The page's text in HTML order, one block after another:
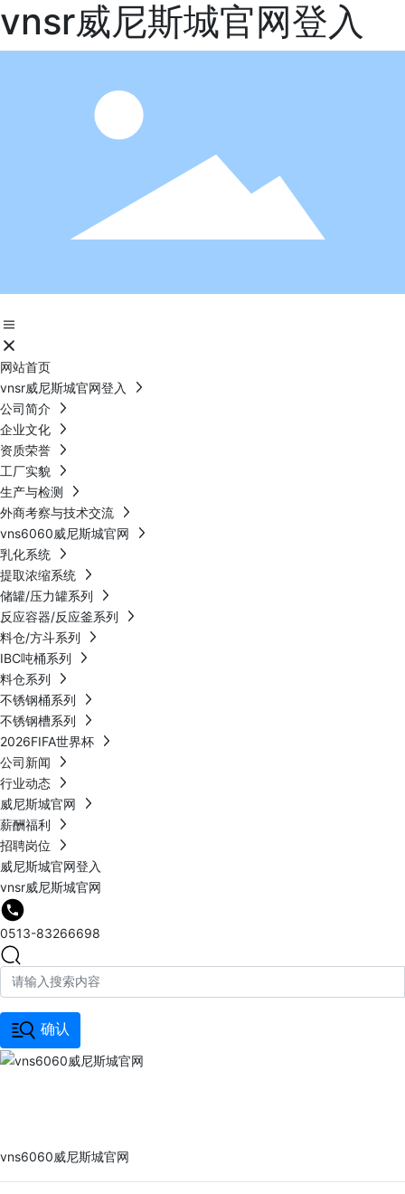
vnsr威尼斯城官网登入
网站首页
vnsr威尼斯城官网登入
公司简介
企业文化
资质荣誉
工厂实貌
生产与检测
外商考察与技术交流
vns6060威尼斯城官网
乳化系统
提取浓缩系统
储罐/压力罐系列
反应容器/反应釜系列
料仓/方斗系列
IBC吨桶系列
料仓系列
不锈钢桶系列
不锈钢槽系列
2026FIFA世界杯
公司新闻
行业动态
威尼斯城官网
薪酬福利
招聘岗位
威尼斯城官网登入
vnsr威尼斯城官网
0513-83266698
确认
vns6060威尼斯城官网